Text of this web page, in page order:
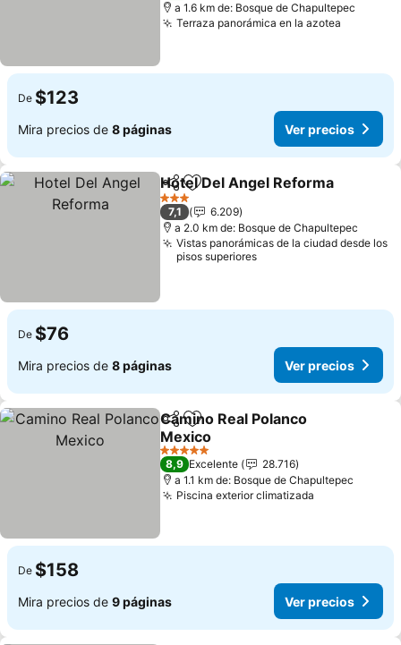
a 1.6 km de: Bosque de Chapultepec
Terraza panorámica en la azotea
De $123
Mira precios de 8 páginas Ver precios
CompartirAgregar a favoritos
Hotel Del Angel Reforma
3 Estrellas
7,1
6.209
a 2.0 km de: Bosque de Chapultepec
Vistas panorámicas de la ciudad desde los
pisos superiores
De $76
Mira precios de 8 páginas Ver precios
CompartirAgregar a favoritos
Camino Real Polanco
Mexico
5 Estrellas
8,9 Excelente
28.716
a 1.1 km de: Bosque de Chapultepec
Piscina exterior climatizada
De $158
Mira precios de 9 páginas Ver precios